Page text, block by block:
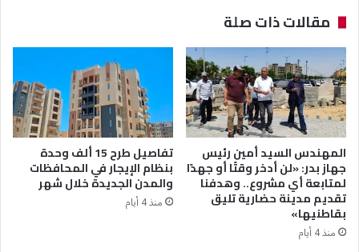
مقالات ذات صلة
المهندس السيد أمين رئيس
جهاز بدر: «لن أدخر وقتًا أو جهدًا
لمتابعة أي مشروع.. وهدفنا
تقديم مدينة حضارية تليق
بقاطنيها»
منذ 4 أيام
تفاصيل طرح 15 ألف وحدة
بنظام الإيجار في المحافظات
والمدن الجديدة خلال شهر
منذ 4 أيام